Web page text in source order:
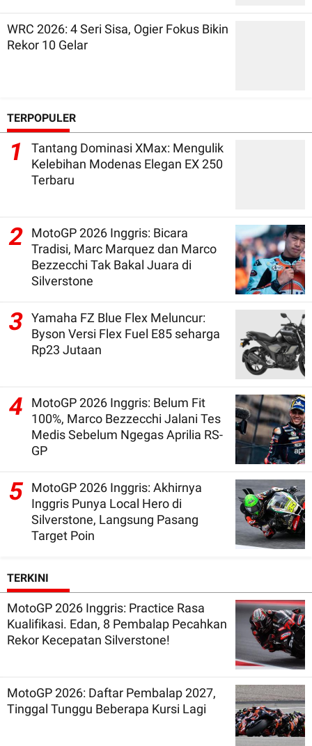
WRC 2026: 4 Seri Sisa, Ogier Fokus Bikin
Rekor 10 Gelar
TERPOPULER
1
Tantang Dominasi XMax: Mengulik
Kelebihan Modenas Elegan EX 250
Terbaru
2
MotoGP 2026 Inggris: Bicara
Tradisi, Marc Marquez dan Marco
Bezzecchi Tak Bakal Juara di
Silverstone
3 Yamaha FZ Blue Flex Meluncur:
Byson Versi Flex Fuel E85 seharga
Rp23 Jutaan
4
MotoGP 2026 Inggris: Belum Fit
100%, Marco Bezzecchi Jalani Tes
Medis Sebelum Ngegas Aprilia RS-
GP
5 MotoGP 2026 Inggris: Akhirnya
Inggris Punya Local Hero di
Silverstone, Langsung Pasang
Target Poin
TERKINI
MotoGP 2026 Inggris: Practice Rasa
Kualifikasi. Edan, 8 Pembalap Pecahkan
Rekor Kecepatan Silverstone!
MotoGP 2026: Daftar Pembalap 2027,
Tinggal Tunggu Beberapa Kursi Lagi